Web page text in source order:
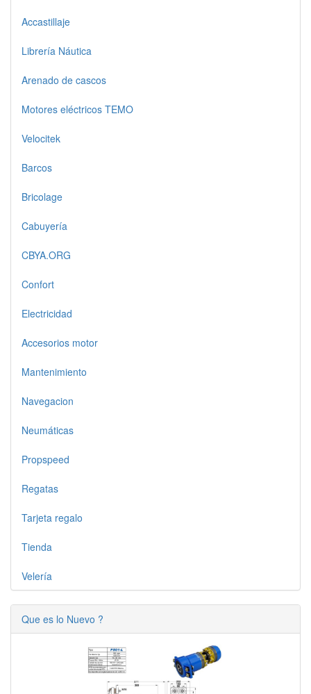
Accastillaje
Librería Náutica
Arenado de cascos
Motores eléctricos TEMO
Velocitek
Barcos
Bricolage
Cabuyería
CBYA.ORG
Confort
Electricidad
Accesorios motor
Mantenimiento
Navegacion
Neumáticas
Propspeed
Regatas
Tarjeta regalo
Tienda
Velería
Que es lo Nuevo ?